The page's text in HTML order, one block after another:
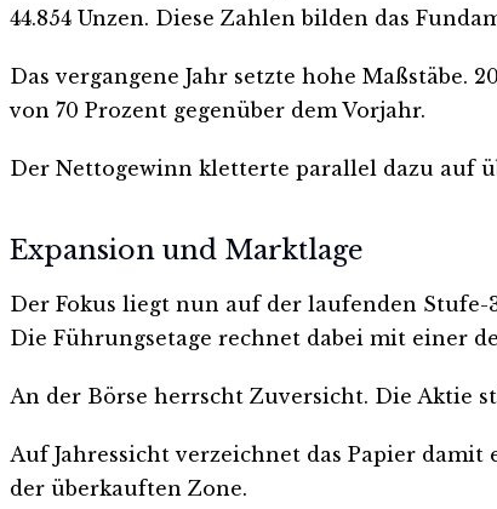
44.854 Unzen. Diese Zahlen bilden das
Das vergangene Jahr setzte hohe Maßstäbe.
von 70 Prozent gegenüber dem Vorjahr.
Der Nettogewinn kletterte parallel dazu auf
Expansion und Marktlage
Der Fokus liegt nun auf der laufenden Stufe-
Die Führungsetage rechnet dabei mit einer
An der Börse herrscht Zuversicht. Die Aktie
Auf Jahressicht verzeichnet das Papier
der überkauften Zone.